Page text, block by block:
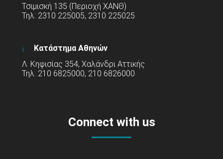
Τσιμισκή 135 (Περιοχή ΧΑΝΘ)
Τηλ: 2310 225005, 2310 225025
Κατάστημα Αθηνών
Λ. Κηφισίας 354, Χαλάνδρι Αττικής
Τηλ: 210 6825000, 210 6826000
Connect with us